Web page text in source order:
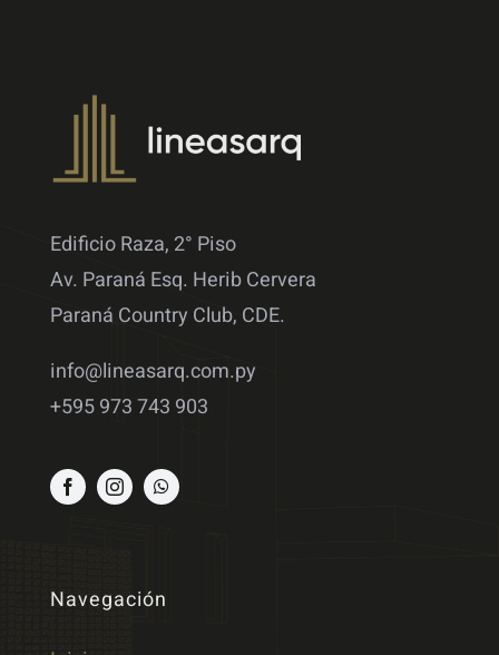
Edificio Raza, 2° Piso
Av. Paraná Esq. Herib Cervera
Paraná Country Club, CDE.
info@lineasarq.com.py
+595 973 743 903
Navegación